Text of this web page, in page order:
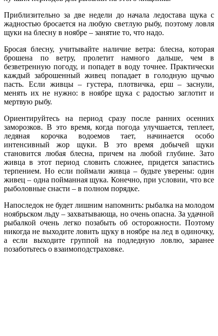
Приблизительно за две недели до начала ледостава щука с
жадностью бросается на любую светлую рыбу, поэтому ловля
щуки на блесну в ноябре – занятие то, что надо.
Бросая блесну, учитывайте наличие ветра: блесна, которая
брошена по ветру, пролетит намного дальше, чем в
безветренную погоду, и попадет в воду точнее. Практически
каждый заброшенный живец попадает в голодную щучью
пасть. Если живцы – густера, плотвичка, ерш – заснули,
менять их не нужно: в ноябре щука с радостью заглотит и
мертвую рыбу.
Ориентируйтесь на период сразу после ранних осенних
заморозков. В это время, когда погода улучшается, теплеет,
ледяная корочка водоемов тает, начинается особо
интенсивный жор щуки. В это время добычей щуки
становится любая блесна, причем на любой глубине. Зато
живца в этот период словить сложнее, придется запастись
терпением. Но если поймали живца – будьте уверены: один
живец – одна пойманная щука. Конечно, при условии, что все
рыболовные снасти – в полном порядке.
Напоследок не будет лишним напомнить: рыбалка на молодом
ноябрьском льду – захватывающа, но очень опасна. За удачной
рыбалкой очень легко позабыть об осторожности. Поэтому
никогда не выходите ловить щуку в ноябре на лед в одиночку,
а если выходите группой на подледную ловлю, заранее
позаботьтесь о взаимоподстраховке.